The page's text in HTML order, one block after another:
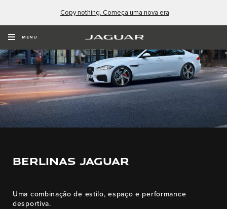
Copy nothing. Começa uma nova era
MENU
BERLINAS JAGUAR
Uma combinação de estilo, espaço e performance
desportiva.